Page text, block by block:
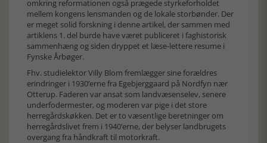
omkring reformationen også prægede styrkeforholdet
mellem kongens lensmanden og de lokale storbønder. Der
er meget solid forskning i denne artikel, der sammen med
artiklens 1. del burde have været publiceret i faghistorisk
sammenhæng og siden dryppet et læse-lettere resume i
Fynske Årbøger.
Fhv. studielektor Villy Blom fremlægger sine forældres
erindringer i 1930’erne fra Egebjerggaard på Nordfyn nær
Otterup. Faderen var ansat som landvæsenselev, senere
underfodermester, og moderen var pige i det store
herregårdskøkken. Det er to væsentlige beretninger om
herregårdslivet frem i 1940’erne, der belyser landbrugets
overgang fra håndkraft til motorkraft.